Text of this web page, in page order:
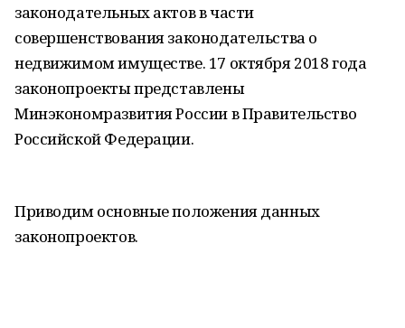
законодательных актов в части
совершенствования законодательства о
недвижимом имуществе. 17 октября 2018 года
законопроекты представлены
Минэкономразвития России в Правительство
Российской Федерации.
Приводим основные положения данных
законопроектов.